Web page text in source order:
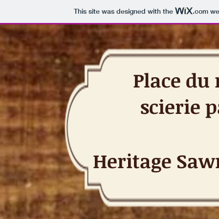
This site was designed with the .com
Place
scierie
Heritage